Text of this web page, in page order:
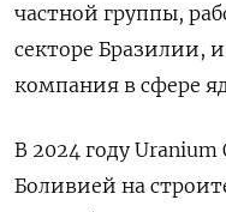
частной группы,
секторе Бразилии,
компания в сфере
В 2024 году Uranium
Боливией на